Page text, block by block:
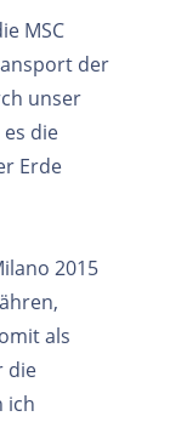
MSC
der
unser
die
Erde
2015
als
die
ich